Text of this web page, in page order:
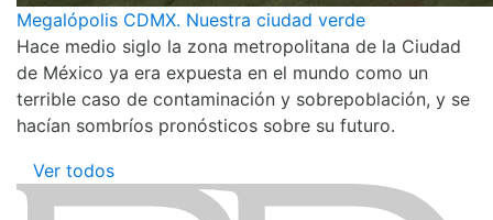
Megalópolis CDMX. Nuestra ciudad verde
Hace medio siglo la zona metropolitana de la Ciudad
de México ya era expuesta en el mundo como un
terrible caso de contaminación y sobrepoblación, y se
hacían sombríos pronósticos sobre su futuro.
Ver todos